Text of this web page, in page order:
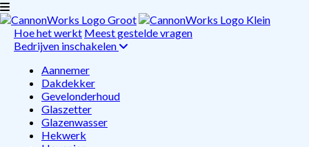
Hoe het werkt Meest gestelde vragen
Bedrijven inschakelen
Aannemer
Dakdekker
Gevelonderhoud
Glaszetter
Glazenwasser
Hekwerk